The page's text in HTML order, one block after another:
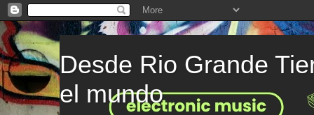
Desde Rio Grande
el mundo